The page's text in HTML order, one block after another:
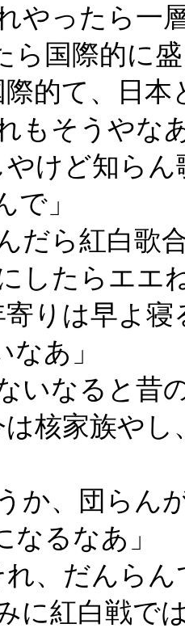
やったら一
ら国際的に
的て、日本
もそうやな
けど知らん
で」
だら紅白歌
したらエエ
りは早よ寝
あ」
いなると昔
核家族やし
か、団らん
なるなあ」
、だんらん
に紅白戦で